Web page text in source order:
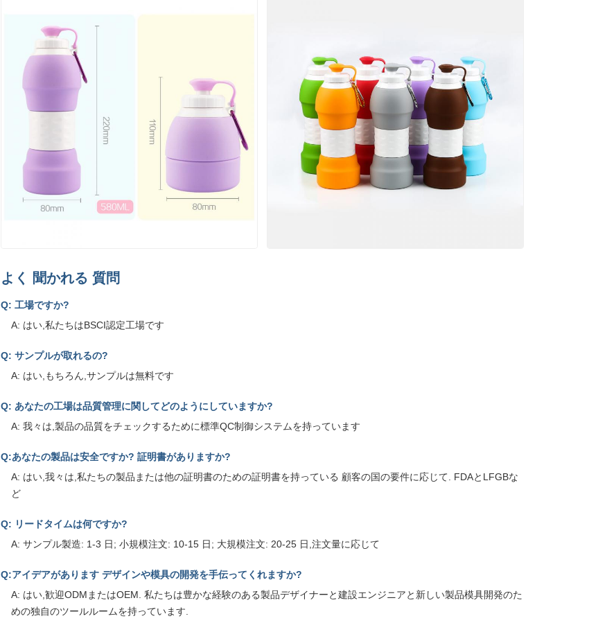
よく 聞かれる 質問
Q: 工場ですか?
A: はい,私たちはBSCI認定工場です
Q: サンプルが取れるの?
A: はい,もちろん,サンプルは無料です
Q: あなたの工場は品質管理に関してどのようにしていますか?
A: 我々は,製品の品質をチェックするために標準QC制御システムを持っています
Q:あなたの製品は安全ですか? 証明書がありますか?
A: はい,我々は,私たちの製品または他の証明書のための証明書を持っている 顧客の国の要件に応じて. FDAとLFGBな
ど
Q: リードタイムは何ですか?
A: サンプル製造: 1-3 日; 小規模注文: 10-15 日; 大規模注文: 20-25 日,注文量に応じて
Q:アイデアがあります デザインや模具の開発を手伝ってくれますか?
A: はい,歓迎ODMまたはOEM. 私たちは豊かな経験のある製品デザイナーと建設エンジニアと新しい製品模具開発のた
めの独自のツールルームを持っています.